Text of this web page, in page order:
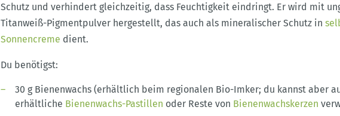
Schutz und verhindert gleichzeitig, dass Feuchtigkeit eindringt. Er wird mit
Titanweiß-Pigmentpulver hergestellt, das auch als mineralischer Schutz in
Sonnencreme dient.
Du benötigst:
30 g Bienenwachs (erhältlich beim regionalen Bio-Imker; du kannst aber
erhältliche Bienenwachs-Pastillen oder Reste von Bienenwachskerzen